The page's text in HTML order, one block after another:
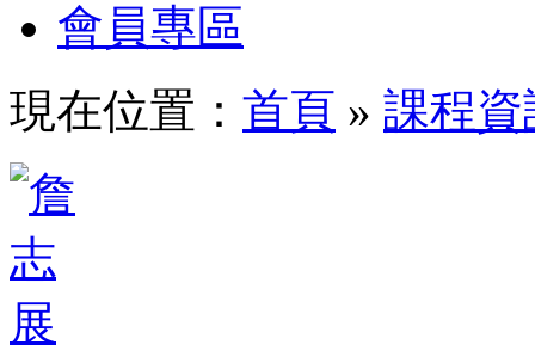
會員專區
現在位置： 首頁 » 課程資